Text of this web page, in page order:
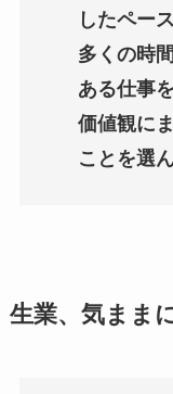
したペー
多くの時
ある仕事
価値観に
ことを選
生業、気まま